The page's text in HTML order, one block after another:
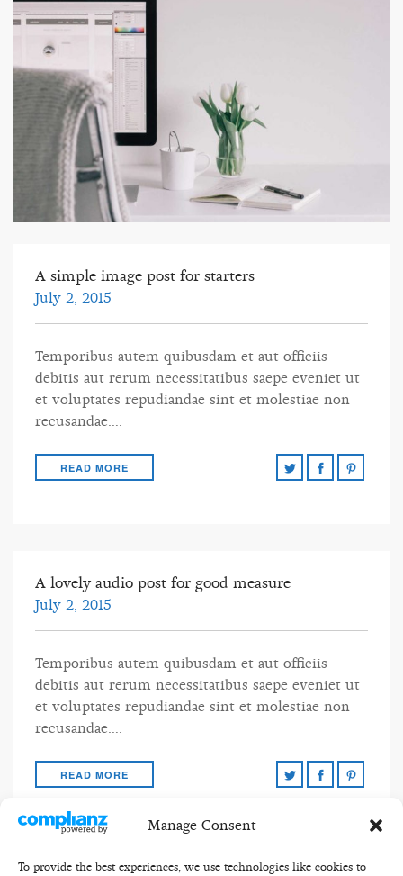
Manage Consent
To provide the best experiences, we use technologies like cookies to
A simple image post for starters
July 2, 2015
Temporibus autem quibusdam et aut officiis
debitis aut rerum necessitatibus saepe eveniet ut
et voluptates repudiandae sint et molestiae non
recusandae….
READ MORE
A lovely audio post for good measure
July 2, 2015
Temporibus autem quibusdam et aut officiis
debitis aut rerum necessitatibus saepe eveniet ut
et voluptates repudiandae sint et molestiae non
recusandae….
READ MORE